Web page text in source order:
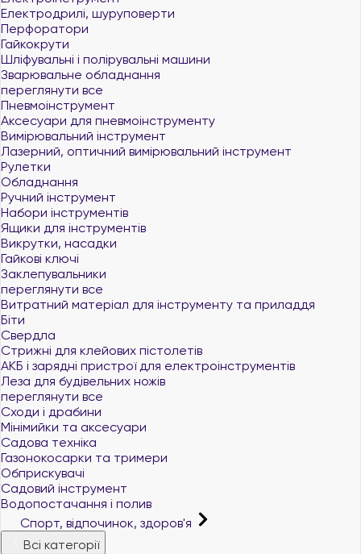
Електродрилі, шуруповерти
Перфоратори
Гайкокрути
Шліфувальні і полірувальні машини
Зварювальне обладнання
переглянути все
Пневмоінструмент
Аксесуари для пневмоінструменту
Вимірювальний інструмент
Лазерний, оптичний вимірювальний інструмент
Рулетки
Обладнання
Ручний інструмент
Набори інструментів
Ящики для інструментів
Викрутки, насадки
Гайкові ключі
Заклепувальники
переглянути все
Витратний матеріал для інструменту та приладдя
Біти
Свердла
Стрижні для клейових пістолетів
АКБ і зарядні пристрої для електроінструментів
Леза для будівельних ножів
переглянути все
Сходи і драбини
Мінімийки та аксесуари
Садова техніка
Газонокосарки та тримери
Обприскувачі
Садовий інструмент
Водопостачання і полив
Спорт, відпочинок, здоров'я
Всі категорії